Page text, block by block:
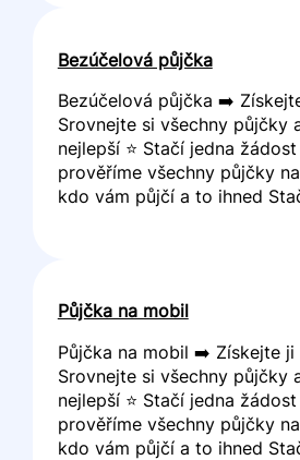
Bezúčelová půjčka
Bezúčelová půjčka ➡️
Srovnejte si všechny půjčky
nejlepší ⭐ Stačí jedna
prověříme všechny půjčky
kdo vám půjčí a to ihned
Půjčka na mobil
Půjčka na mobil ➡️ Získejte ji
Srovnejte si všechny půjčky
nejlepší ⭐ Stačí jedna
prověříme všechny půjčky
kdo vám půjčí a to ihned